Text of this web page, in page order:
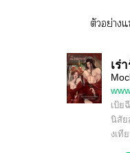
ตัวอย่าง